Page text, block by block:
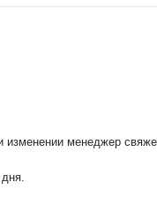
изменении менеджер